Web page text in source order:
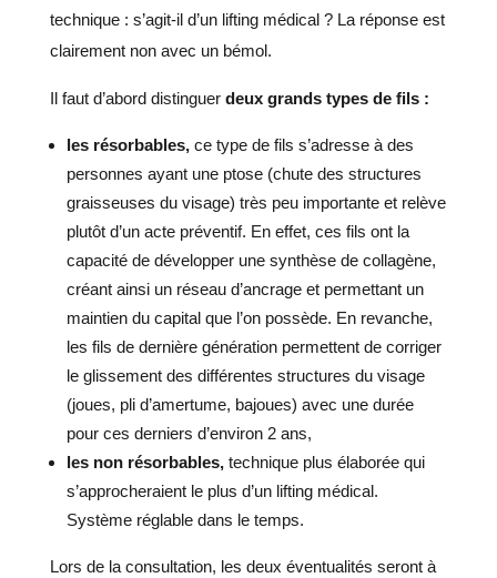
technique : s’agit-il d’un lifting médical ? La réponse est
clairement non avec un bémol.
Il faut d’abord distinguer deux grands types de fils :
les résorbables,ce type de fils s’adresse à des
personnes ayant une ptose (chute des structures
graisseuses du visage) très peu importante et relève
plutôt d’un acte préventif. En effet, ces fils ont la
capacité de développer une synthèse de collagène,
créant ainsi un réseau d’ancrage et permettant un
maintien du capital que l’on possède. En revanche,
les fils de dernière génération permettent de corriger
le glissement des différentes structures du visage
(joues, pli d’amertume, bajoues) avec une durée
pour ces derniers d’environ 2 ans,
les non résorbables,technique plus élaborée qui
s’approcheraient le plus d’un lifting médical.
Système réglable dans le temps.
Lors de la consultation, les deux éventualités seront à